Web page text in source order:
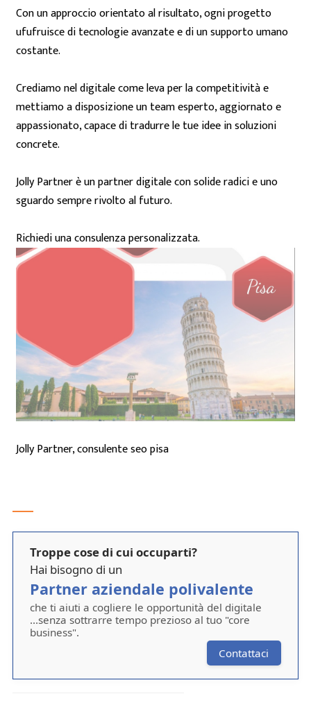
Con un approccio orientato al risultato, ogni progetto
ufufruisce di tecnologie avanzate e di un supporto umano
costante.
Crediamo nel digitale come leva per la competitività e
mettiamo a disposizione un team esperto, aggiornato e
appassionato, capace di tradurre le tue idee in soluzioni
concrete.
Jolly Partner è un partner digitale con solide radici e uno
sguardo sempre rivolto al futuro.
Richiedi una consulenza personalizzata.
Jolly Partner, consulente seo pisa
Troppe cose di cui occuparti?
Hai bisogno di un
Partner aziendale polivalente
che ti aiuti a cogliere le opportunità del digitale
...senza sottrarre tempo prezioso al tuo "core
business".
Contattaci